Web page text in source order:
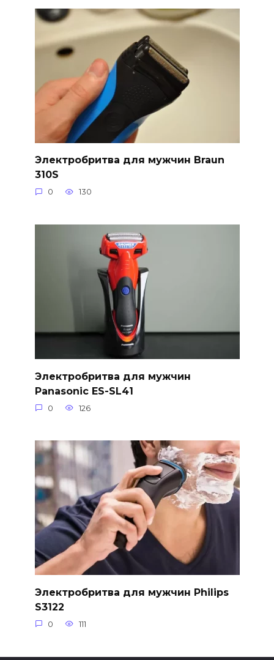
Электробритва для мужчин Braun
310S
0 130
Электробритва для мужчин
Panasonic ES-SL41
0 126
Электробритва для мужчин Philips
S3122
0 111